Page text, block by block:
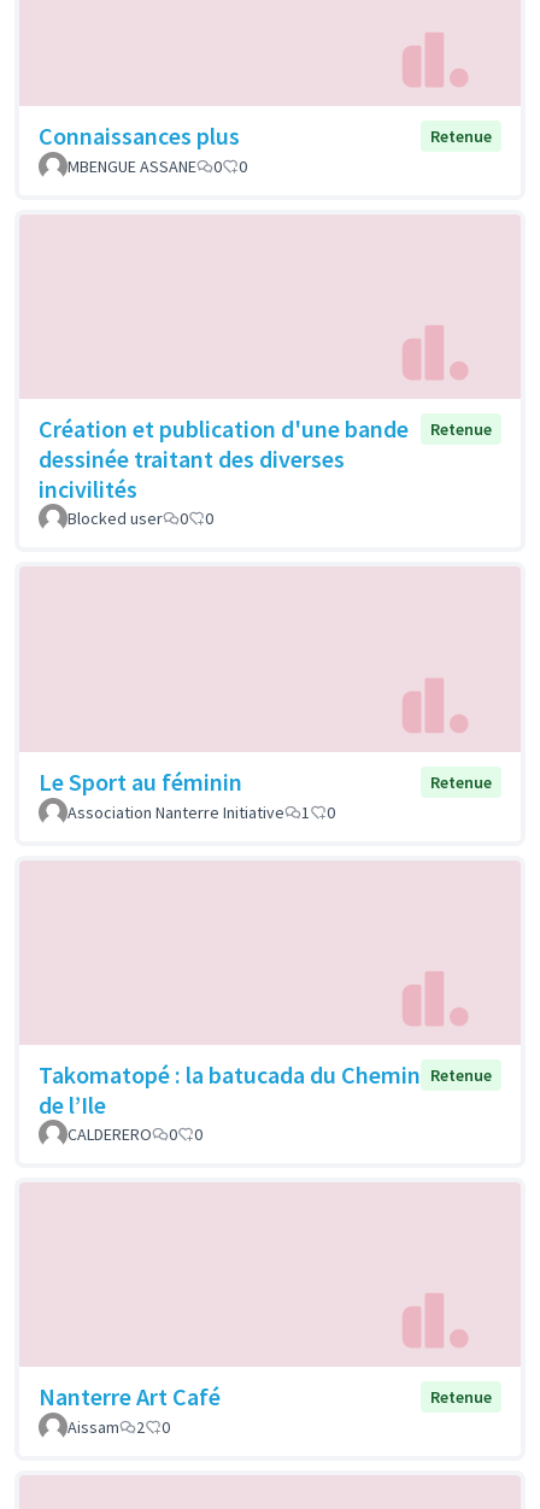
Connaissances plus
Retenue
MBENGUE ASSANE
0 0
Création et publication d'une bande
dessinée traitant des diverses
incivilités
Retenue
Blocked user 0 0
Le Sport au féminin
Retenue
Association Nanterre Initiative
1 0
Takomatopé : la batucada du Chemin
de l’Ile
Retenue
CALDERERO 0 0
Nanterre Art Café
Retenue
Aissam
2 0